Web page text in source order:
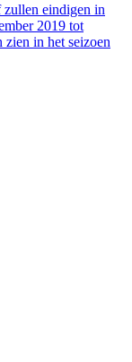
zullen eindigen in
2019 tot
zien in het seizoen